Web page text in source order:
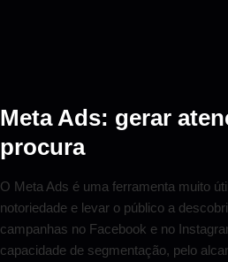
Meta Ads: gerar
procura
O Meta Ads é uma ferramenta muito
notoriedade e levar o público a
campanhas no Facebook e no
capacidade de segmentação, pelo